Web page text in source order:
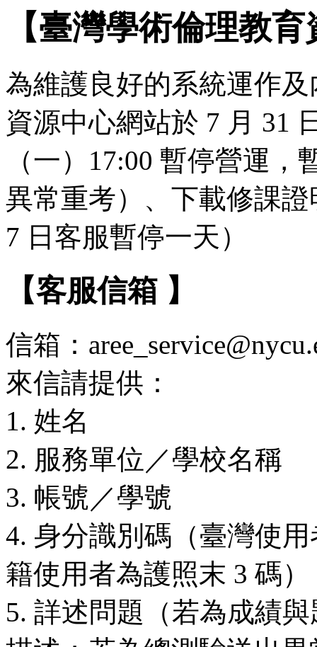
【臺灣學術倫理教
為維護良好的系統運作
資源中心網站於 7 月 31
（一）17:00 暫停營運
異常重考）、下載修課
7 日客服暫停一天）
【客服信箱 】
信箱：
來信請提供：
1. 姓名
2. 服務單位／學校名稱
3. 帳號／學號
4. 身分識別碼（臺灣使
籍使用者為護照末 3 碼）
5. 詳述問題（若為成績